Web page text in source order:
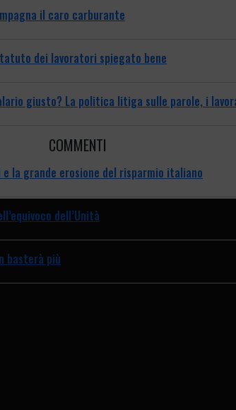
il caro carburante
dei lavoratori spiegato bene
giusto? La politica litiga sulle parole, i
COMMENTI
e la grande erosione del risparmio italiano
dell’Unità
basterà più